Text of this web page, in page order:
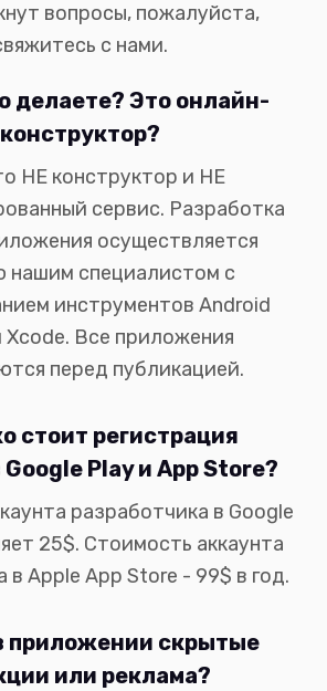
вопросы, пожалуйста,
с нами.
делаете? Это онлайн-
конструктор?
НЕ конструктор и НЕ
сервис. Разработка
осуществляется
нашим специалистом с
инструментов Android
Xcode. Все приложения
перед публикацией.
стоит регистрация
Play и App Store?
разработчика в Google
25$. Стоимость аккаунта
в Apple App Store - 99$ в год.
приложении скрытые
или реклама?